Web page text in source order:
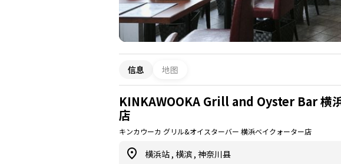
信息 地图
KINKAWOOKA Grill and Oyster Bar 横
店
キンカウーカ グリル&オイスターバー 横浜ベイクォーター店
横浜站 , 横滨 , 神奈川县